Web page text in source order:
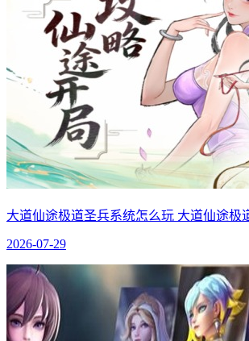
大道仙途极道圣兵系统怎么玩 大道仙途极
2026-07-29